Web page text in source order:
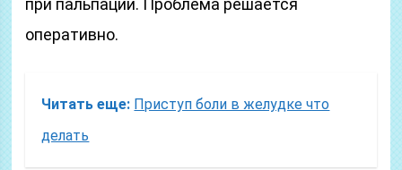
при пальпации. Проблема решается
оперативно.
Читать еще: Приступ боли в желудке что
делать